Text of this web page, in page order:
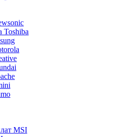
Toshiba
MSI